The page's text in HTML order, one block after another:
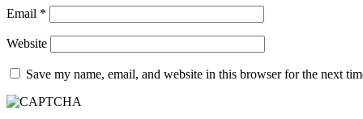
Email *
Website
Save my name, email, and website in this browser for the next